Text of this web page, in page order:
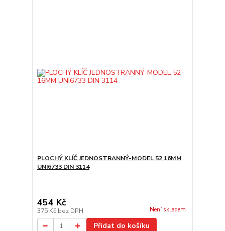
PLOCHÝ KLÍČ JEDNOSTRANNÝ-MODEL 52 16MM
UNI6733 DIN 3114
454 Kč
375 Kč bez DPH Není skladem
Přidat do košíku